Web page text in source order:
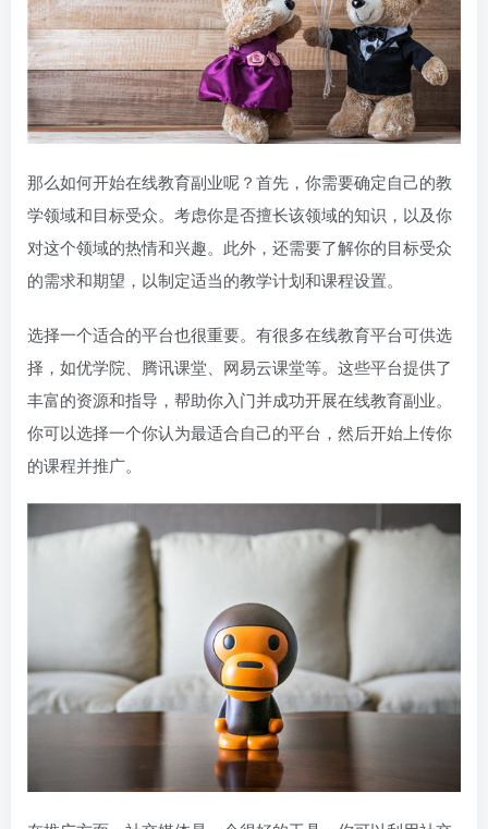
那么如何开始在线教育副业呢？首先，你需要确定自己的教
学领域和目标受众。考虑你是否擅长该领域的知识，以及你
对这个领域的热情和兴趣。此外，还需要了解你的目标受众
的需求和期望，以制定适当的教学计划和课程设置。
选择一个适合的平台也很重要。有很多在线教育平台可供选
择，如优学院、腾讯课堂、网易云课堂等。这些平台提供了
丰富的资源和指导，帮助你入门并成功开展在线教育副业。
你可以选择一个你认为最适合自己的平台，然后开始上传你
的课程并推广。